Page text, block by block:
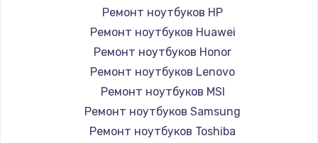
Ремонт ноутбуков HP
Ремонт ноутбуков Huawei
Ремонт ноутбуков Honor
Ремонт ноутбуков Lenovo
Ремонт ноутбуков MSI
Ремонт ноутбуков Samsung
Ремонт ноутбуков Toshiba